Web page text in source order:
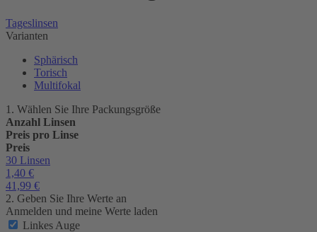
Tageslinsen
Varianten
Sphärisch
Torisch
Multifokal
1. Wählen Sie Ihre Packungsgröße
Anzahl Linsen
Preis pro Linse
Preis
30 Linsen
1,40 €
41,99 €
2. Geben Sie Ihre Werte an
Anmelden und meine Werte laden
Linkes Auge